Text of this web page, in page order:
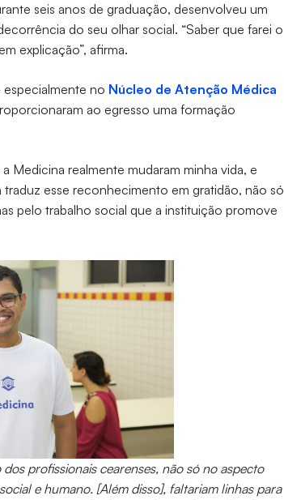
seis anos de graduação, desenvolveu um
do seu olhar social. “Saber que farei o
explicação”, afirma.
especialmente no Núcleo de Atenção Médica
ao egresso uma formação
Medicina realmente mudaram minha vida, e
esse reconhecimento em gratidão, não só
pelo trabalho social que a instituição promove
profissionais cearenses, não só no aspecto
e humano. [Além disso], faltariam linhas para